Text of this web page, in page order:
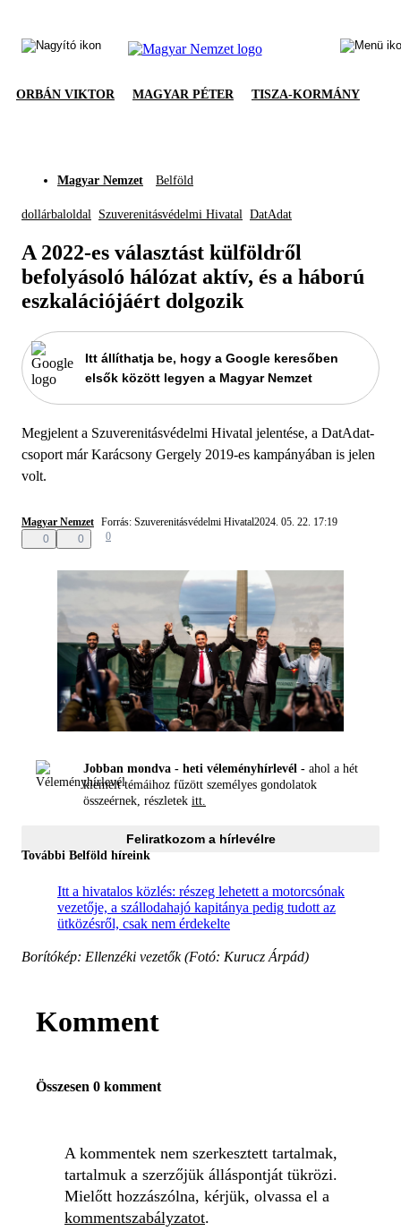
ORBÁN VIKTOR MAGYAR PÉTER TISZA-KORMÁNY
Magyar Nemzet Belföld
dollárbaloldal Szuverenitásvédelmi Hivatal DatAdat
A 2022-es választást külföldről
befolyásoló hálózat aktív, és a háború
eszkalációjáért dolgozik
Itt állíthatja be, hogy a Google keresőben
elsők között legyen a Magyar Nemzet
Megjelent a Szuverenitásvédelmi Hivatal jelentése, a DatAdat-
csoport már Karácsony Gergely 2019-es kampányában is jelen
volt.
Magyar Nemzet Forrás: Szuverenitásvédelmi Hivatal2024. 05. 22. 17:19
0
0 0
Jobban mondva - heti véleményhírlevél - ahol a hét
kiemelt témáihoz fűzött személyes gondolatok
összeérnek, részletek itt.
Feliratkozom a hírlevélre
További Belföld híreink
Itt a hivatalos közlés: részeg lehetett a motorcsónak
vezetője, a szállodahajó kapitánya pedig tudott az
ütközésről, csak nem érdekelte
Borítókép: Ellenzéki vezetők (Fotó: Kurucz Árpád)
Komment
Összesen 0 komment
A kommentek nem szerkesztett tartalmak,
tartalmuk a szerzőjük álláspontját tükrözi.
Mielőtt hozzászólna, kérjük, olvassa el a
kommentszabályzatot.